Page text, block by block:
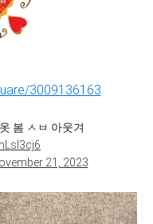
3009136163
봄 ㅅㅂ 아웃겨
21, 2023